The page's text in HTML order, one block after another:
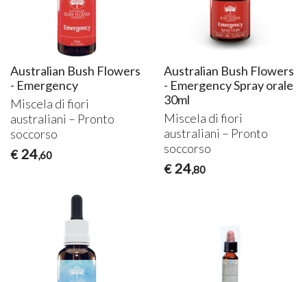
Australian Bush Flowers
- Emergency
Miscela di fiori
australiani – Pronto
soccorso
€ 24,60
Australian Bush Flowers
- Emergency Spray orale
30ml
Miscela di fiori
australiani – Pronto
soccorso
€ 24,80